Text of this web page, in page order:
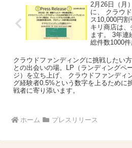
2月26日（月
に、 クラウ
ス10,000円
キリ商店は、
ます。 3年連
総件数1000件
クラウドファンディングに挑戦したい方
との出会いの場。LP（ランディングペ
ジ）を立ち上げ、 クラウドファンディ
グ経験者0.5%という数字を上るために
戦者に寄り添います。
ホーム プレスリリース